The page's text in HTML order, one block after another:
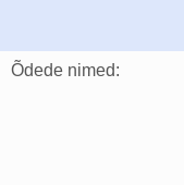
Õdede nimed: